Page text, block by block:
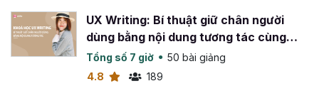
UX Writing: Bí thuật giữ chân người
dùng bằng nội dung tương tác cùng
giảng viên Khúc Cẩm Huyên
Tổng số 7 giờ
50 bài giảng
4.8
189